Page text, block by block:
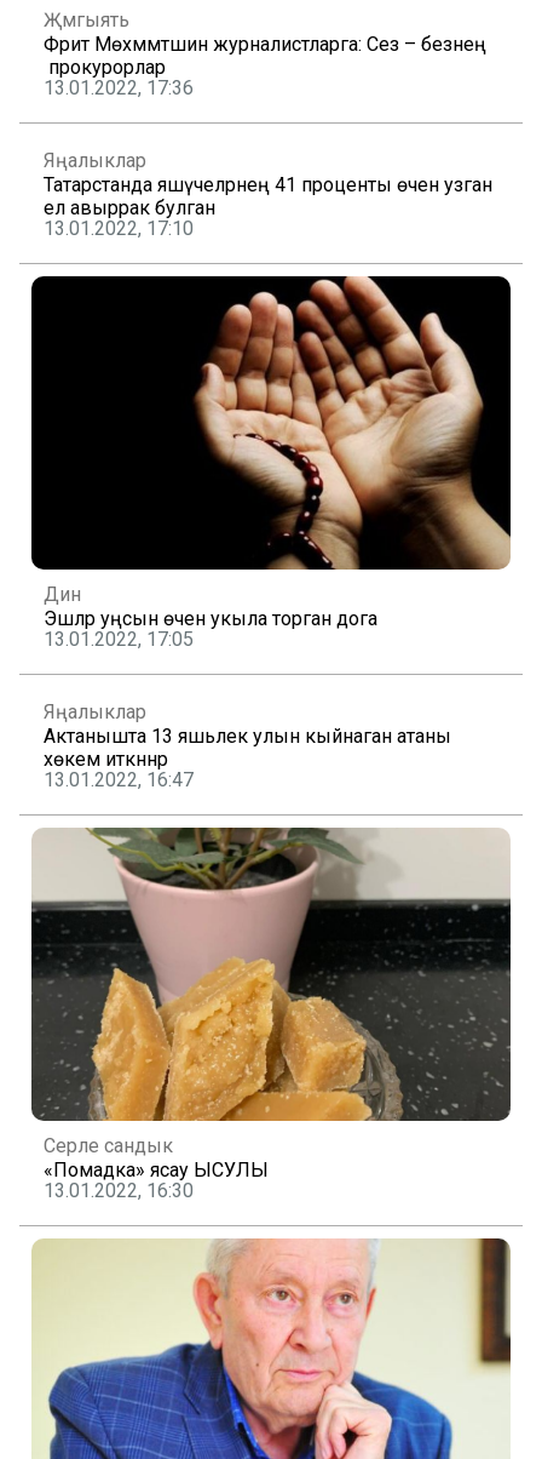
Җәмгыять
Фәрит Мөхәммәтшин журналистларга: Сез – безнең
прокурорлар
13.01.2022, 17:36
Яңалыклар
Татарстанда яшәүчеләрнең 41 проценты өчен узган
ел авыррак булган
13.01.2022, 17:10
Дин
Эшләр уңсын өчен укыла торган дога
13.01.2022, 17:05
Яңалыклар
Актанышта 13 яшьлек улын кыйнаган атаны
хөкем иткәннәр
13.01.2022, 16:47
Серле сандык
«Помадка» ясау ЫСУЛЫ
13.01.2022, 16:30